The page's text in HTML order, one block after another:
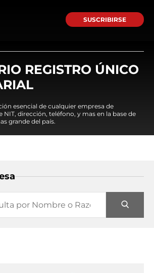
SUSCRIBIRSE
REGISTRO ÚNICO
esencial de cualquier empresa de
dirección, teléfono, y mas en la base de
grande del país.